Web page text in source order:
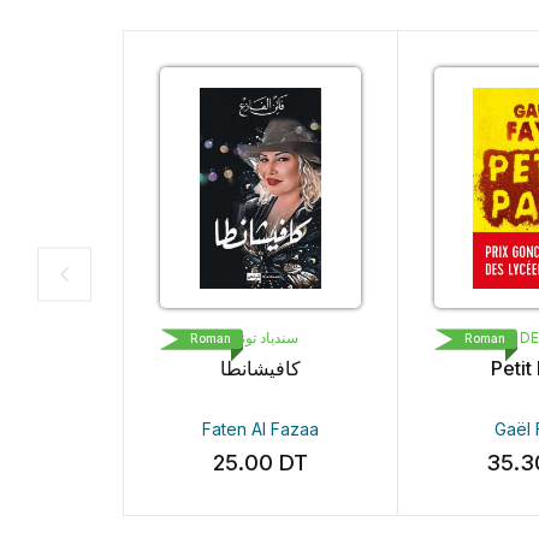
سندباد تونس
كافيشانطا
Faten Al Fazaa
25.00DT
Roman LIVRE DE
Petit
Gaël
Roman